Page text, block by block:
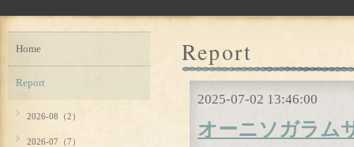
Report
2025-07-02 13:46:00
オーニソガラム
Home
Report
2026-08（2）
2026-07（7）